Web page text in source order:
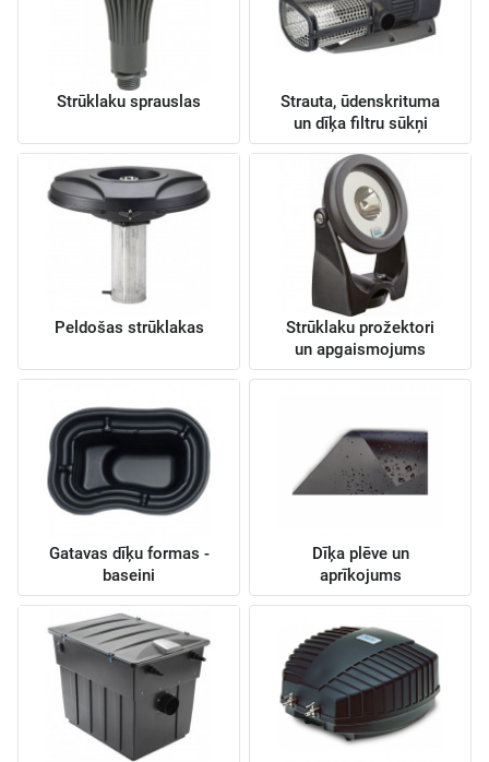
Strūklaku sprauslas
Strauta, ūdenskrituma
un dīķa filtru sūkņi
Peldošas strūklakas
Strūklaku prožektori
un apgaismojums
Gatavas dīķu formas -
baseini
Dīķa plēve un
aprīkojums